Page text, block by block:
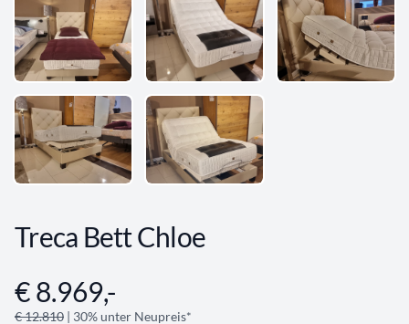
Treca Bett Chloe
Angebotsinformationen
€ 8.969,-
€ 12.810 | 30% unter Neupreis*